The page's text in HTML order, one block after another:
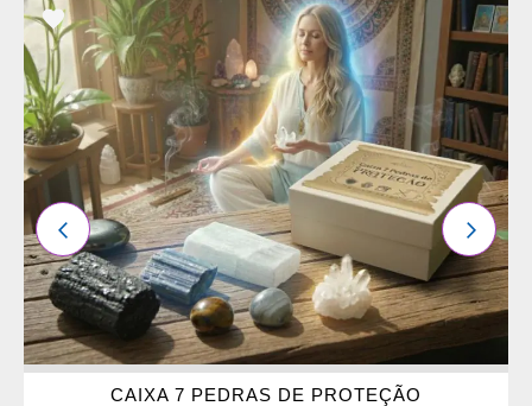
ADICIONAR
OS
FAVORITOS
CAIXA 7 PEDRAS DE PROTEÇÃO
ANTERIOR